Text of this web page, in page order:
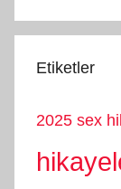
Etiketler
2025 sex